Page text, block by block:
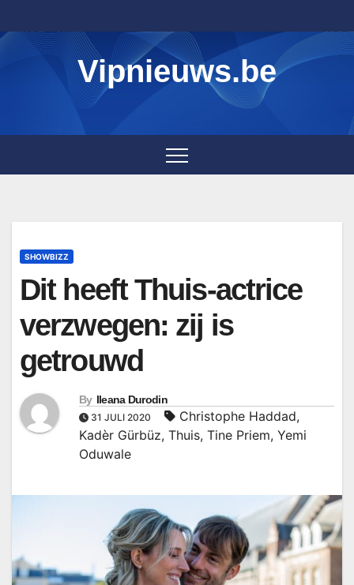
to
content
Vipnieuws.be
SHOWBIZZ
Dit heeft Thuis-actrice
verzwegen: zij is
getrouwd
By Ileana Durodin
31 JULI 2020 Christophe Haddad,
Kadèr Gürbüz, Thuis, Tine Priem, Yemi
Oduwale